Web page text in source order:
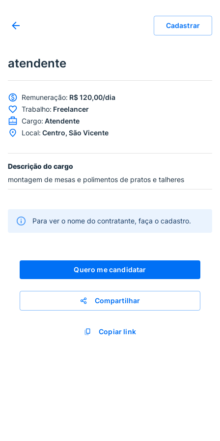
Cadastrar
atendente
Remuneração: R$ 120,00/dia
Trabalho: Freelancer
Cargo: Atendente
Local: Centro, São Vicente
Descrição do cargo
montagem de mesas e polimentos de pratos e talheres
Para ver o nome do contratante, faça o cadastro.
Quero me candidatar
Compartilhar
Copiar link